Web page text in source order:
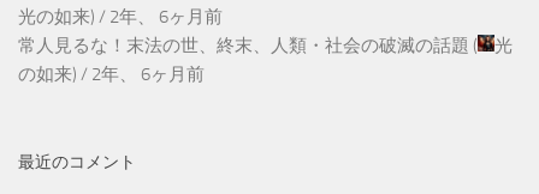
光の如来) / 2年、 6ヶ月前
常人見るな！末法の世、終末、人類・社会の破滅の話題 (
光
の如来) / 2年、 6ヶ月前
最近のコメント